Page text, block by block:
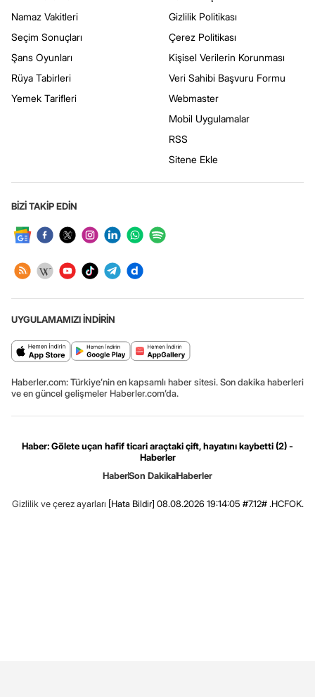
Namaz Vakitleri
Seçim Sonuçları
Şans Oyunları
Rüya Tabirleri
Yemek Tarifleri
Gizlilik Politikası
Çerez Politikası
Kişisel Verilerin Korunması
Veri Sahibi Başvuru Formu
Webmaster
Mobil Uygulamalar
RSS
Sitene Ekle
BİZİ TAKİP EDİN
UYGULAMAMIZI İNDİRİN
Haberler.com: Türkiye’nin en kapsamlı haber sitesi. Son dakika haberleri
ve en güncel gelişmeler Haberler.com’da.
Haber: Gölete uçan hafif ticari araçtaki çift, hayatını kaybetti (2) -
Haberler
HaberSon DakikaHaberler
Gizlilik ve çerez ayarları [Hata Bildir] 08.08.2026 19:14:05 #7.12# .HCFOK.